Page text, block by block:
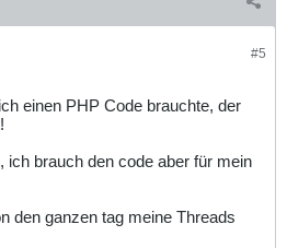
#5
einen PHP Code brauchte, der
ich brauch den code aber für mein
den ganzen tag meine Threads